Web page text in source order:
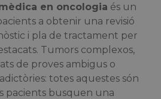
en oncologia és un
a obtenir una revisió
i pla de tractament per
Tumors complexos,
de proves ambigus o
totes aquestes són
pacients busquen una